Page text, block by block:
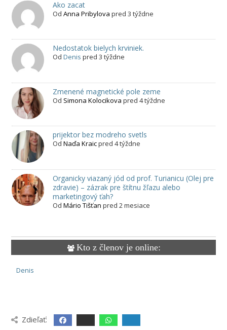
Ako zacat
Od Anna Pribylova pred 3 týždne
Nedostatok bielych krviniek.
Od Denis pred 3 týždne
Zmenené magnetické pole zeme
Od Simona Kolocikova pred 4 týždne
prijektor bez modreho svetls
Od Naďa Kraicpred 4 týždne
Organicky viazaný jód od prof. Turianicu (Olej pre
zdravie) – zázrak pre štítnu žľazu alebo
marketingový ťah?
Od Mário Tišťan pred 2 mesiace
Kto z členov je online:
Denis
Zdieľať: